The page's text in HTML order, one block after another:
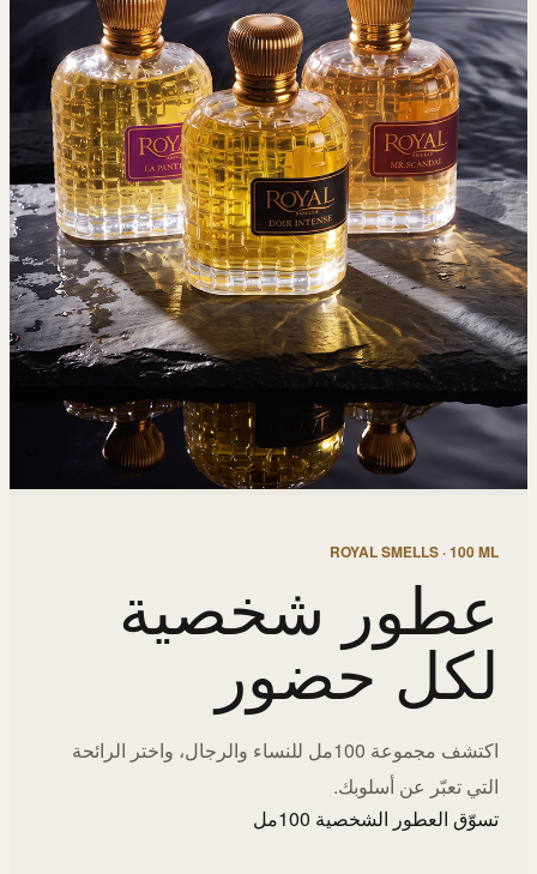
ROYAL SMELLS · 100 ML
عطور شخصية
لكل حضور
اكتشف مجموعة 100مل للنساء والرجال، واختر الرائحة
التي تعبّر عن أسلوبك.
تسوّق العطور الشخصية 100مل